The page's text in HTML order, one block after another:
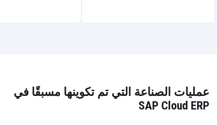
عمليات الصناعة التي تم تكوينها مسبقًا في
SAP Cloud ERP